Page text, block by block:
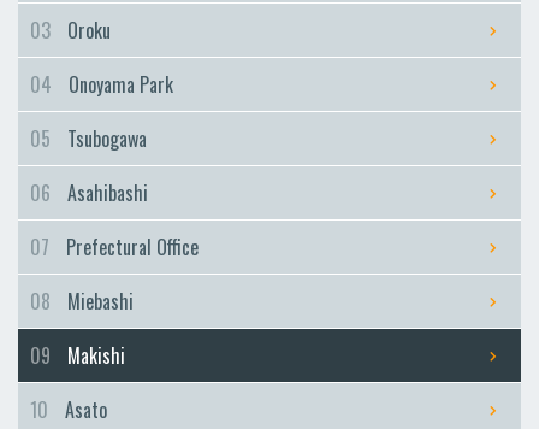
Asato
Naha City Hospital
Omoromachi
Gibo
03
Oroku
04
Onoyama Park
05
Tsubogawa
06
Asahibashi
07
Prefectural Office
08
Miebashi
09
Makishi
10
Asato